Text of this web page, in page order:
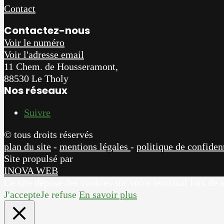
Contact
Contactez-nous
Voir le numéro
Voir l'adresse email
11 Chem. de Housseramont,
88530 Le Tholy
Nos réseaux
Suivre
© tous droits réservés
plan du site - mentions légales - politique de
Site propulsé par
INOVA WEB
J'accepteJe refuse En savoir plus